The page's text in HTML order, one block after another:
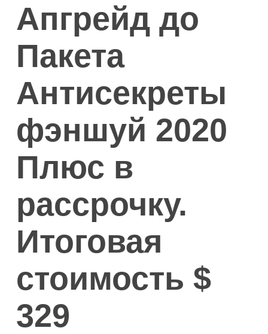
Апгрейд до
Пакета
Антисекреты
фэншуй 2020
Плюс в
рассрочку.
Итоговая
стоимость $
329